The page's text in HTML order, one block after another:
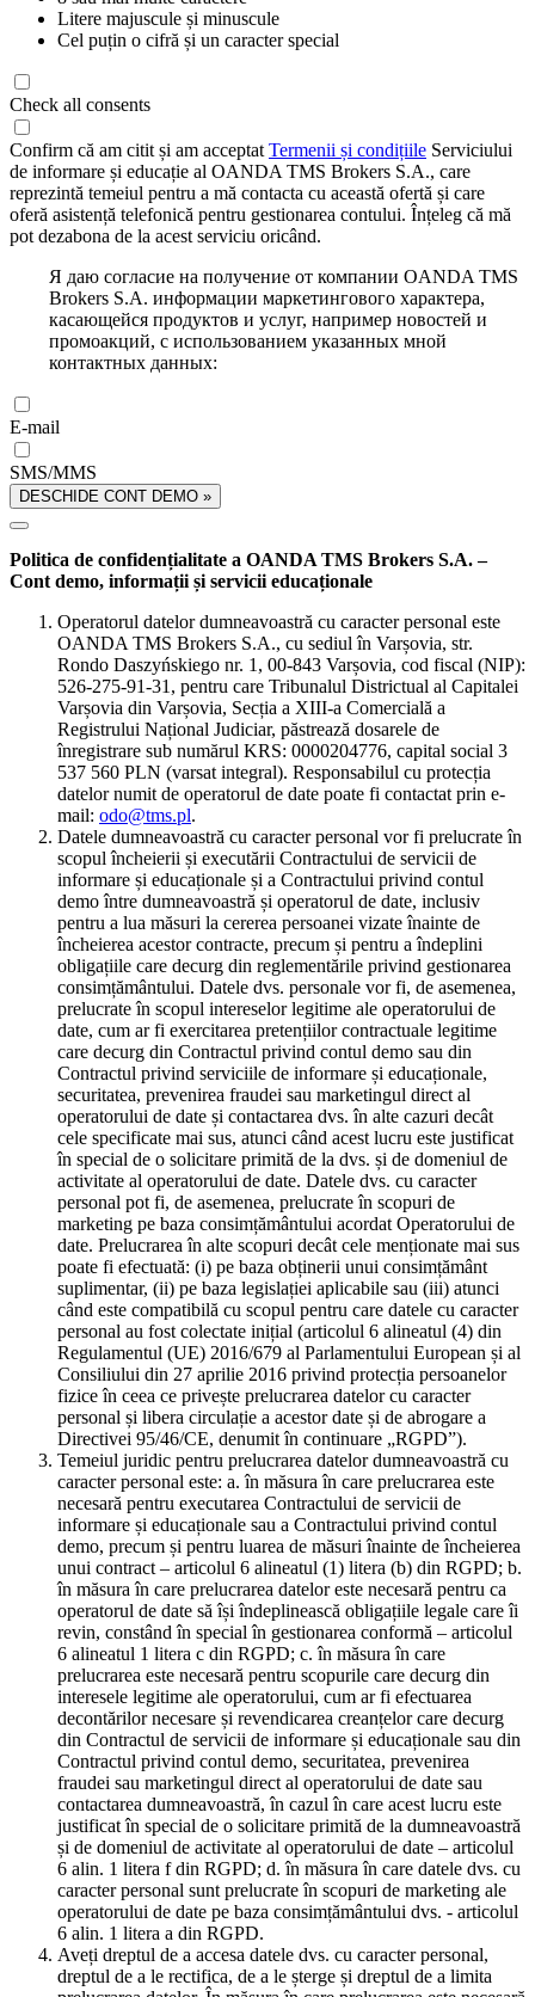
Litere majuscule și minuscule
Cel puțin o cifră și un caracter special
Check all consents
Confirm că am citit și am acceptat Termenii și condițiile Serviciului
de informare și educație al OANDA TMS Brokers S.A., care
reprezintă temeiul pentru a mă contacta cu această ofertă și care
oferă asistență telefonică pentru gestionarea contului. Înțeleg că mă
pot dezabona de la acest serviciu oricând.
Я даю согласие на получение от компании OANDA TMS
Brokers S.A. информации маркетингового характера,
касающейся продуктов и услуг, например новостей и
промоакций, с использованием указанных мной
контактных данных:
E-mail
SMS/MMS
DESCHIDE CONT DEMO »
Politica de confidențialitate a OANDA TMS Brokers S.A. –
Cont demo, informații și servicii educaționale
Operatorul datelor dumneavoastră cu caracter personal este
OANDA TMS Brokers S.A., cu sediul în Varșovia, str.
Rondo Daszyńskiego nr. 1, 00-843 Varșovia, cod fiscal (NIP):
526-275-91-31, pentru care Tribunalul Districtual al Capitalei
Varșovia din Varșovia, Secția a XIII-a Comercială a
Registrului Național Judiciar, păstrează dosarele de
înregistrare sub numărul KRS: 0000204776, capital social 3
537 560 PLN (varsat integral). Responsabilul cu protecția
datelor numit de operatorul de date poate fi contactat prin e-
mail: odo@tms.pl.
Datele dumneavoastră cu caracter personal vor fi prelucrate în
scopul încheierii și executării Contractului de servicii de
informare și educaționale și a Contractului privind contul
demo între dumneavoastră și operatorul de date, inclusiv
pentru a lua măsuri la cererea persoanei vizate înainte de
încheierea acestor contracte, precum și pentru a îndeplini
obligațiile care decurg din reglementările privind gestionarea
consimțământului. Datele dvs. personale vor fi, de asemenea,
prelucrate în scopul intereselor legitime ale operatorului de
date, cum ar fi exercitarea pretențiilor contractuale legitime
care decurg din Contractul privind contul demo sau din
Contractul privind serviciile de informare și educaționale,
securitatea, prevenirea fraudei sau marketingul direct al
operatorului de date și contactarea dvs. în alte cazuri decât
cele specificate mai sus, atunci când acest lucru este justificat
în special de o solicitare primită de la dvs. și de domeniul de
activitate al operatorului de date. Datele dvs. cu caracter
personal pot fi, de asemenea, prelucrate în scopuri de
marketing pe baza consimțământului acordat Operatorului de
date. Prelucrarea în alte scopuri decât cele menționate mai sus
poate fi efectuată: (i) pe baza obținerii unui consimțământ
suplimentar, (ii) pe baza legislației aplicabile sau (iii) atunci
când este compatibilă cu scopul pentru care datele cu caracter
personal au fost colectate inițial (articolul 6 alineatul (4) din
Regulamentul (UE) 2016/679 al Parlamentului European și al
Consiliului din 27 aprilie 2016 privind protecția persoanelor
fizice în ceea ce privește prelucrarea datelor cu caracter
personal și libera circulație a acestor date și de abrogare a
Directivei 95/46/CE, denumit în continuare „RGPD”).
Temeiul juridic pentru prelucrarea datelor dumneavoastră cu
caracter personal este: a. în măsura în care prelucrarea este
necesară pentru executarea Contractului de servicii de
informare și educaționale sau a Contractului privind contul
demo, precum și pentru luarea de măsuri înainte de încheierea
unui contract – articolul 6 alineatul (1) litera (b) din RGPD; b.
în măsura în care prelucrarea datelor este necesară pentru ca
operatorul de date să își îndeplinească obligațiile legale care îi
revin, constând în special în gestionarea conformă – articolul
6 alineatul 1 litera c din RGPD; c. în măsura în care
prelucrarea este necesară pentru scopurile care decurg din
interesele legitime ale operatorului, cum ar fi efectuarea
decontărilor necesare și revendicarea creanțelor care decurg
din Contractul de servicii de informare și educaționale sau din
Contractul privind contul demo, securitatea, prevenirea
fraudei sau marketingul direct al operatorului de date sau
contactarea dumneavoastră, în cazul în care acest lucru este
justificat în special de o solicitare primită de la dumneavoastră
și de domeniul de activitate al operatorului de date – articolul
6 alin. 1 litera f din RGPD; d. în măsura în care datele dvs. cu
caracter personal sunt prelucrate în scopuri de marketing ale
operatorului de date pe baza consimțământului dvs. - articolul
6 alin. 1 litera a din RGPD.
Aveți dreptul de a accesa datele dvs. cu caracter personal,
dreptul de a le rectifica, de a le șterge și dreptul de a limita